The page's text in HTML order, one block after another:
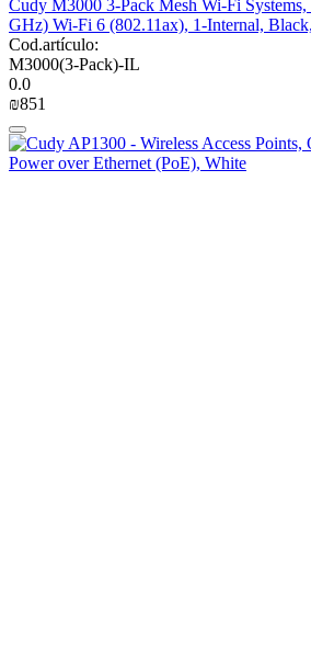
Cudy M3000 3-Pack Mesh Wi-Fi
GHz) Wi-Fi 6 (802.11ax), 1-Internal,
Cod.artículo:
M3000(3-Pack)-IL
0.0
₪‍851‍